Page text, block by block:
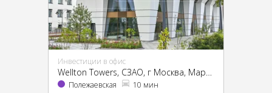
Инвестиции в офис
Wellton Towers, CЗАО, г Москва, Маршала Жукова пр-т, 39
Полежаевская 10 мин